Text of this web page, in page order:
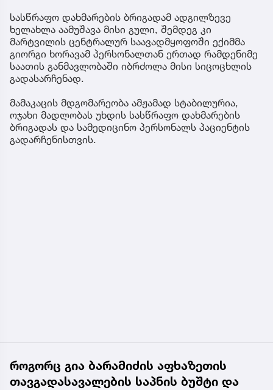
სასწრაფო დახმარების ბრიგადამ ადგილზევე
ხელახლა აამუშავა მისი გული, შემდეგ კი
მარტვილის ცენტრალურ საავადმყოფოში ექიმმა
გიორგი ხორავამ პერსონალთან ერთად რამდენიმე
საათის განმავლობაში იბრძოლა მისი სიცოცხლის
გადასარჩენად.
მამაკაცის მდგომარეობა ამჟამად სტაბილურია,
ოჯახი მადლობას უხდის სასწრაფო დახმარების
ბრიგადას და სამედიცინო პერსონალს პაციენტის
გადარჩენისთვის.
როგორც გია ბარამიძის აფხაზეთის
თავგადასავალების საპნის ბუშტი და